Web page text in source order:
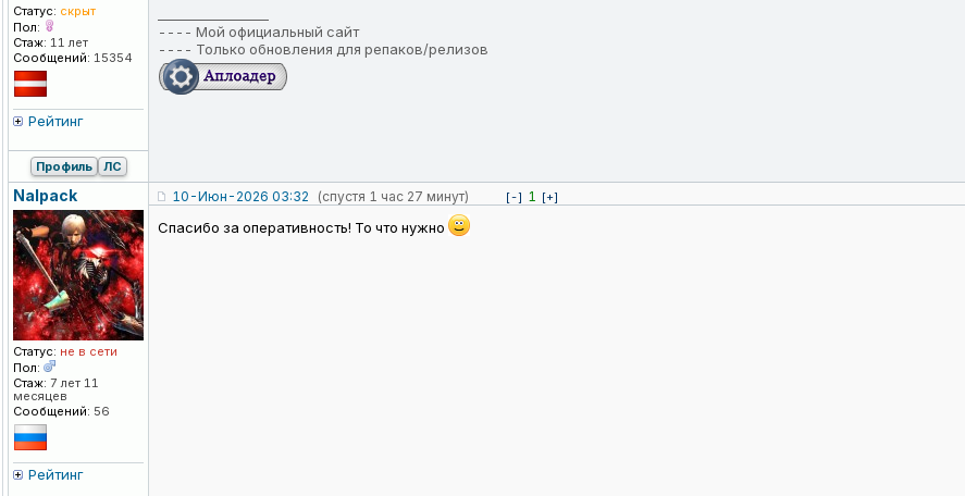
Статус: скрыт
Пол:
Стаж: 11 лет
Сообщений: 15354
Рейтинг
---- Мой официальный сайт
---- Только обновления для репаков/релизов
Профиль ЛС
Nalpack
Статус: не в сети
Пол:
Стаж: 7 лет 11
месяцев
Сообщений: 56
Рейтинг
10-Июн-2026 03:32 (спустя 1 час 27 минут) [-] 1 [+]
Спасибо за оперативность! То что нужно